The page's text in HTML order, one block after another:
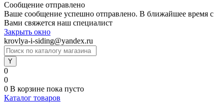
Сообщение отправлено
Ваше сообщение успешно отправлено. В ближайшее время с
Вами свяжется наш специалист
Закрыть окно
krovlya-i-siding@yandex.ru
0
0
0 В корзине пока пусто
Каталог товаров